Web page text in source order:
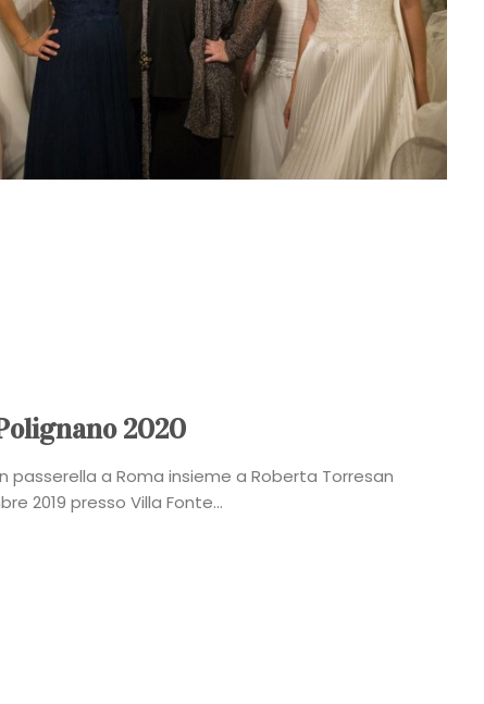
2020
passerella a Roma insieme a Roberta Torresan
2019 presso Villa Fonte...